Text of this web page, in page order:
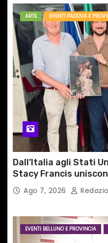
ARTE EVENTI PADOVA E
Dall’Italia agli Stati
Stacy Francis
tecnologia in un
internazionale”
Ago 7, 2026
EVENTI BELLUNO E PROVINCIA